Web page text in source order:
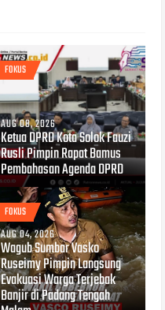
FOKUS
AUG 08, 2026
Ketua DPRD Kota Solok Fauzi
Rusli Pimpin Rapat Bamus
Pembahasan Agenda DPRD
FOKUS
AUG 04, 2026
Wagub Sumbar Vasko
Ruseimy Pimpin Langsung
Evakuasi Warga Terjebak
Banjir di Padang Tengah